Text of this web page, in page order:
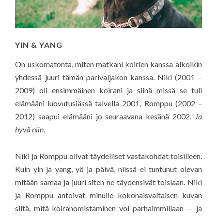
YIN & YANG
On uskomatonta, miten matkani koirien kanssa alkoikin
yhdessä juuri tämän parivaljakon kanssa. Niki (2001 –
2009) oli ensimmäinen koirani ja siinä missä se tuli
elämääni luovutusiässä talvella 2001, Romppu (2002 –
2012) saapui elämääni jo seuraavana kesänä 2002. Ja
hyvä niin.
Niki ja Romppu olivat täydelliset vastakohdat toisilleen.
Kuin yin ja yang, yö ja päivä, niissä ei tuntunut olevan
mitään samaa ja juuri siten ne täydensivät toisiaan. Niki
ja Romppu antoivat minulle kokonaisvaltaisen kuvan
siitä, mitä koiranomistaminen voi parhaimmillaan — ja